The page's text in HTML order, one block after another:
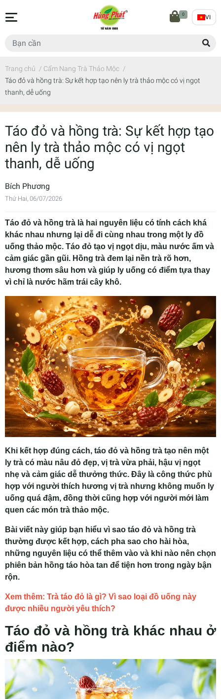
0 VI
Trang chủ / Cẩm Nang Trà Thảo Mộc /
Táo đỏ và hồng trà: Sự kết hợp tạo nên ly trà thảo mộc có vị ngọt
thanh, dễ uống
Táo đỏ và hồng trà: Sự kết hợp tạo
nên ly trà thảo mộc có vị ngọt
thanh, dễ uống
Bích Phương
Thứ Hai, 06/07/2026
Táo đỏ và hồng trà là hai nguyên liệu có tính cách khá
khác nhau nhưng lại dễ đi cùng nhau trong một ly đồ
uống thảo mộc. Táo đỏ tạo vị ngọt dịu, màu nước ấm và
cảm giác gần gũi. Hồng trà đem lại nền trà rõ hơn,
hương thơm sâu hơn và giúp ly uống có điểm tựa thay
vì chỉ là nước hãm trái cây khô.
Khi kết hợp đúng cách, táo đỏ và hồng trà tạo nên một
ly trà có màu nâu đỏ đẹp, vị trà vừa phải, hậu vị ngọt
nhẹ và cảm giác dễ thưởng thức. Đây là công thức phù
hợp với người thích hương vị trà nhưng không muốn ly
uống quá đậm, đồng thời cũng hợp với người mới làm
quen các món trà thảo mộc.
Bài viết này giúp bạn hiểu vì sao táo đỏ và hồng trà
thường được kết hợp, cách pha sao cho hài hòa,
những nguyên liệu có thể thêm vào và khi nào nên chọn
phiên bản hồng táo hòa tan để tiện hơn trong ngày bận
rộn.
Xem thêm: Trà táo đỏ là gì? Vì sao loại đồ uống này
được nhiều người yêu thích?
Táo đỏ và hồng trà khác nhau ở
điểm nào?